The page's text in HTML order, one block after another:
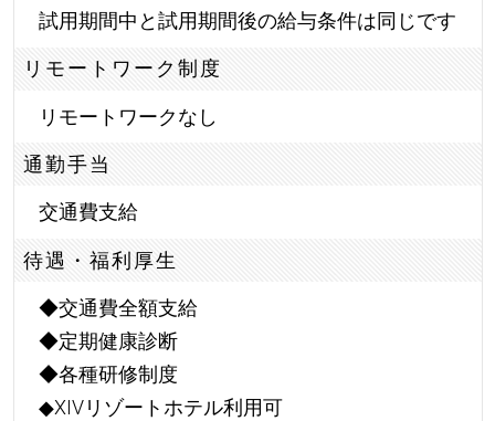
試用期間中と試用期間後の給与条件は同じです
リモートワーク制度
リモートワークなし
通勤手当
交通費支給
待遇・福利厚生
◆交通費全額支給
◆定期健康診断
◆各種研修制度
◆XIVリゾートホテル利用可